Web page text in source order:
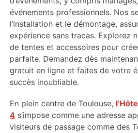
événements professionnels. Nos
l’installation et le démontage,
expérience sans tracas. Explorez
de tentes et accessoires pour
parfaite. Demandez dès
gratuit en ligne et faites de votre
succès inoubliable.
En plein centre de Toulouse,
4 s’impose comme une adresse
visiteurs de passage comme des